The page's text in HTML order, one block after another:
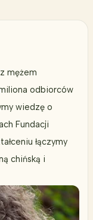
mężem
odbiorców
wiedzę o
Fundacji
łączymy
chińską i